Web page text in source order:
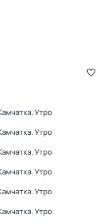
Утро
Утро
Утро
Утро
Утро
Утро